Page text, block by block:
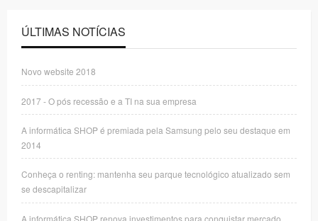
ÚLTIMAS NOTÍCIAS
Novo website 2018
2017 - O pós recessão e a TI na sua empresa
A informática SHOP é premiada pela Samsung pelo seu destaque em
2014
Conheça o renting: mantenha seu parque tecnológico atualizado sem
se descapitalizar
A informática SHOP renova investimentos para conquistar mercado